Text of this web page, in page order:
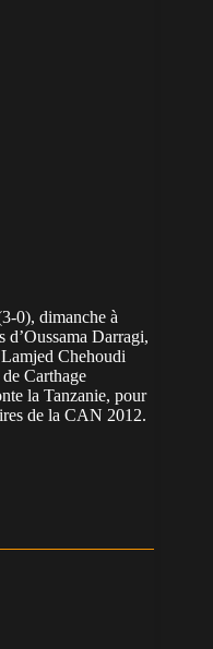
0), dimanche à
d’Oussama Darragi,
Chehoudi
Carthage
la Tanzanie, pour
de la CAN 2012.